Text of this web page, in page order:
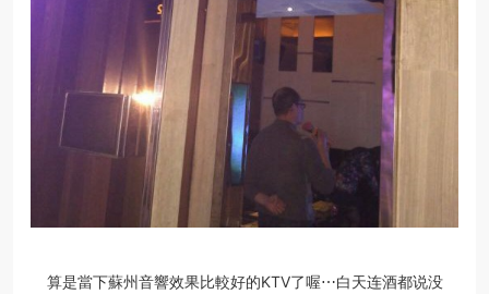
算是當下蘇州音響效果比較好的KTV了喔⋯白天连酒都说没